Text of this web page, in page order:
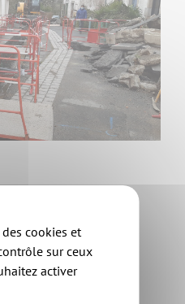
au fief des
dans le quartier
des canalisations qui
cookies et
sur ceux
activer